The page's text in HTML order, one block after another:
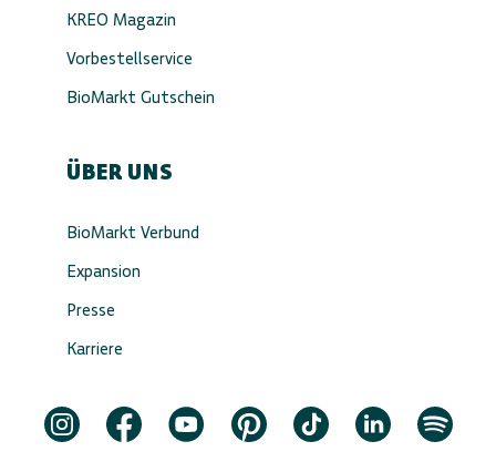
KREO Magazin
Vorbestellservice
BioMarkt Gutschein
ÜBER UNS
BioMarkt Verbund
Expansion
Presse
Karriere